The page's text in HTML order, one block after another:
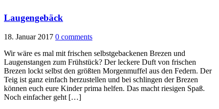
Laugengebäck
18. Januar 2017 0 comments
Wir wäre es mal mit frischen selbstgebackenen Brezen und
Laugenstangen zum Frühstück? Der leckere Duft von frischen
Brezen lockt selbst den größten Morgenmuffel aus den Federn. Der
Teig ist ganz einfach herzustellen und bei schlingen der Brezen
können euch eure Kinder prima helfen. Das macht riesigen Spaß.
Noch einfacher geht […]